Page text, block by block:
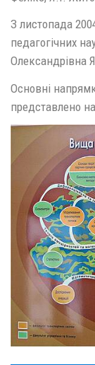
З листопада
педагогічних
Олександрівна
Основні
представлено